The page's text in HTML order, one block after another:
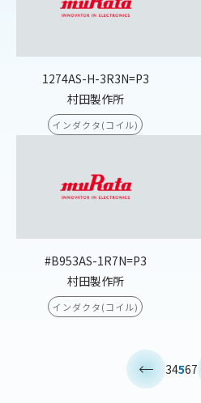
1274AS-H-3R3N=P3
村田製作所
インダクタ(コイル)
#B953AS-1R7N=P3
村田製作所
インダクタ(コイル)
34567